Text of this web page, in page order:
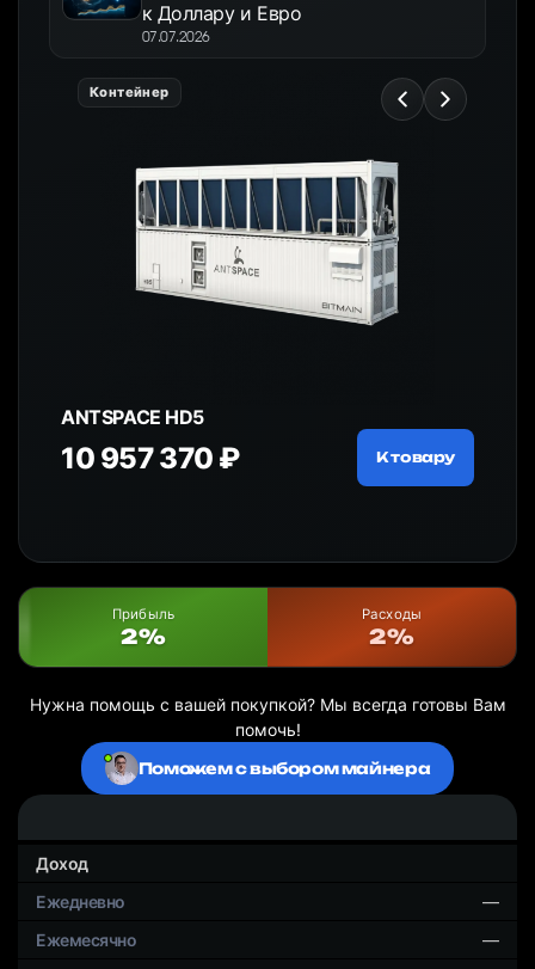
к Доллару и Евро
07.07.2026
Контейнер
ANTSPACE HD5
10 957 370 ₽ К товару
Прибыль
2%
Расходы
2%
Нужна помощь с вашей покупкой? Мы всегда готовы Вам
помочь!
Поможем с выбором майнера
Доход
—
—